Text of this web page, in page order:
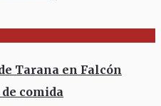
Tarana en Falcón
comida